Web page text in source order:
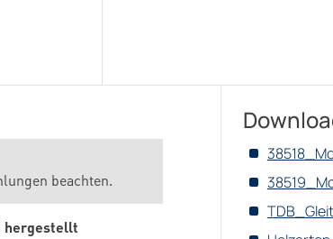
beachten.
hergestellt